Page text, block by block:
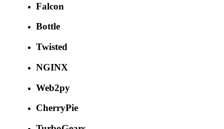
Falcon
Bottle
Twisted
NGINX
Web2py
CherryPie